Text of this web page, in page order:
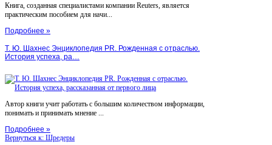
Книга, созданная специалистами компании Reuters, является
практическим пособием для начи...
Подробнее »
Т. Ю. Шахнес Энциклопедия PR. Рожденная с отраслью.
История успеха, ра…
Автор книги учит работать с большим количеством информации,
понимать и принимать мнение ...
Подробнее »
Вернуться к: Шредеры